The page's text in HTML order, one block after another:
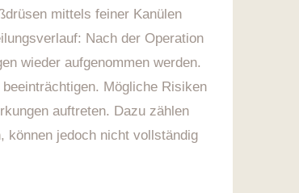
mittels feiner Kanülen
Nach der Operation
wieder aufgenommen werden.
Mögliche Risiken
auftreten. Dazu zählen
können jedoch nicht vollständig